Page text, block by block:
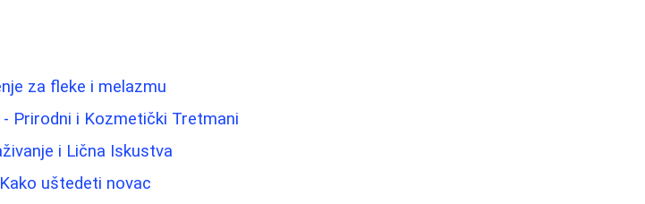
za fleke i melazmu
Prirodni i Kozmetički Tretmani
i Lična Iskustva
uštedeti novac